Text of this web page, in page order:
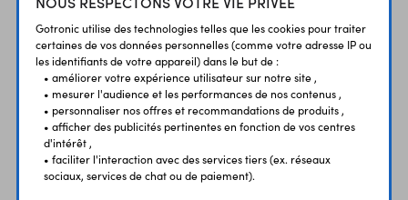
UNE QUESTION?
UN CONSEIL?
PAIEMENT
SÉCURISÉ
LIVRAISON
RAPIDE
Gotronic utilise des technologies telles que les cookies pour traiter
certaines de vos données personnelles (comme votre adresse IP ou
les identifiants de votre appareil) dans le but de :
• améliorer votre expérience utilisateur sur notre site ,
• mesurer l'audience et les performances de nos contenus ,
• personnaliser nos offres et recommandations de produits ,
• afficher des publicités pertinentes en fonction de vos centres
d'intérêt ,
• faciliter l'interaction avec des services tiers (ex. réseaux
sociaux, services de chat ou de paiement).